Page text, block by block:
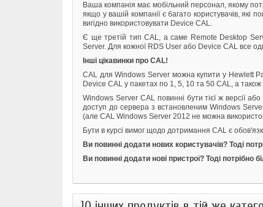
Ваша компанія має мобільний персонал, якому
якщо у вашій компанії є багато користувачів, які
вигідно використовувати Device CAL.
Є ще третій тип CAL, а саме Remote Desktop
Server. Для кожної RDS User або Device CAL все
Інші цікавинки про CAL!
CAL для Windows Server можна купити у Hewlett
Device CAL у пакетах по 1, 5, 10 та 50 CAL, а
Windows Server CAL повинні бути тієї ж версії
доступ до сервера з встановленим Windows
(але CAL Windows Server 2012 не можна
Бути в курсі вимог щодо дотримання CAL є
Ви повинні додати нових користувачів? Тоді
Ви повинні додати нові пристрої? Тоді потрібно